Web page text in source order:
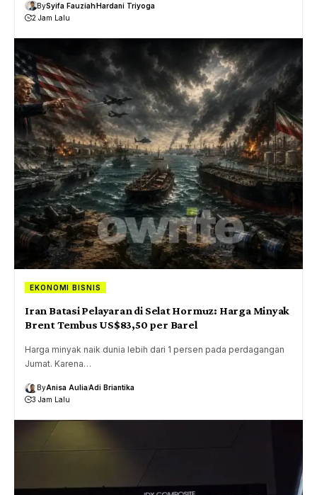
BySyifa FauziahHardani Triyoga
2 Jam Lalu
EKONOMI BISNIS
Iran Batasi Pelayaran di Selat Hormuz: Harga Minyak
Brent Tembus US$83,50 per Barel
Harga minyak naik dunia lebih dari 1 persen pada perdagangan
Jumat. Karena…
ByAnisa AuliaAdi Briantika
3 Jam Lalu